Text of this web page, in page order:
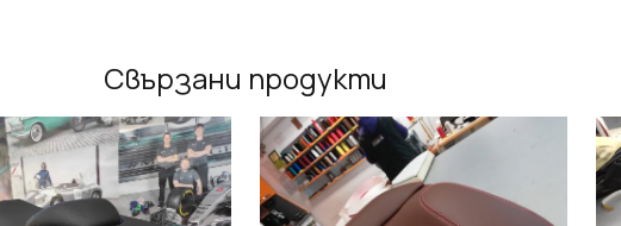
Свързани продукти